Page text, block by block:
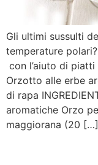
Gli ultimi sussulti
temperature
con l’aiuto di
Orzotto alle erbe
di rapa
aromatiche Orzo
maggiorana (20 […]